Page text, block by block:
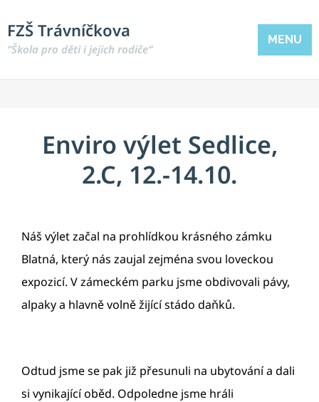
FZŠ Trávníčkova
“Škola pro děti i jejich rodiče“
MENU
Enviro výlet Sedlice,
2.C, 12.-14.10.
Náš výlet začal na prohlídkou krásného zámku
Blatná, který nás zaujal zejména svou loveckou
expozicí. V zámeckém parku jsme obdivovali pávy,
alpaky a hlavně volně žijící stádo daňků.
Odtud jsme se pak již přesunuli na ubytování a dali
si vynikající oběd. Odpoledne jsme hráli